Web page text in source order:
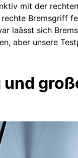
mit der
rechte Bremsgriff
laässt sich
aber unsere
und